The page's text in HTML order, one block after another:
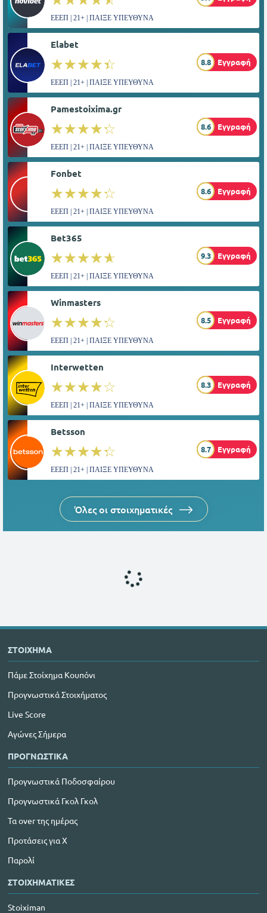
ΕΕΕΠ | 21+ | ΠΑΙΞΕ ΥΠΕΥΘΥΝΑ
Elabet
☆☆☆☆☆
★★★★★ 8.8 Εγγραφή
ΕΕΕΠ | 21+ | ΠΑΙΞΕ ΥΠΕΥΘΥΝΑ
Pamestoixima.gr
☆☆☆☆☆
★★★★★ 8.6 Εγγραφή
ΕΕΕΠ | 21+ | ΠΑΙΞΕ ΥΠΕΥΘΥΝΑ
Fonbet
☆☆☆☆☆
★★★★★ 8.6 Εγγραφή
ΕΕΕΠ | 21+ | ΠΑΙΞΕ ΥΠΕΥΘΥΝΑ
Bet365
☆☆☆☆☆
★★★★★ 9.3 Εγγραφή
ΕΕΕΠ | 21+ | ΠΑΙΞΕ ΥΠΕΥΘΥΝΑ
Winmasters
☆☆☆☆☆
★★★★★ 8.5 Εγγραφή
ΕΕΕΠ | 21+ | ΠΑΙΞΕ ΥΠΕΥΘΥΝΑ
Interwetten
☆☆☆☆☆
★★★★★ 8.3 Εγγραφή
ΕΕΕΠ | 21+ | ΠΑΙΞΕ ΥΠΕΥΘΥΝΑ
Betsson
☆☆☆☆☆
★★★★★ 8.7 Εγγραφή
ΕΕΕΠ | 21+ | ΠΑΙΞΕ ΥΠΕΥΘΥΝΑ
Όλες οι στοιχηματικές
ΣΤΟΙΧΗΜΑ
Πάμε Στοίχημα Κουπόνι
Προγνωστικά Στοιχήματος
Live Score
Αγώνες Σήμερα
ΠΡΟΓΝΩΣΤΙΚΑ
Προγνωστικά Ποδοσφαίρου
Προγνωστικά Γκολ Γκολ
Τα over της ημέρας
Προτάσεις για Χ
Παρολί
ΣΤΟΙΧΗΜΑΤΙΚΕΣ
Stoiximan